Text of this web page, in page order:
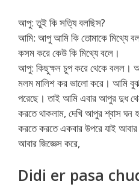
আপু: তুই কি সত্যি বলছিস?
আমি: আপু আমি কি তোমাকে মিথ্যে
কসম করে কেউ কি মিথ্যে বলে।
আপু: কিছুক্ষন চুপ করে থেকে বলল।
মলম মালিশ কর ভালো করে। আমি
পরেছে। তাই আমি এবার আপুর দুধ
করতে থাকলাম, দেখি আপুর শ্বাস ঘন
করতে করতে একবার উপরে যাই
আবার জিজ্ঞেস করে,
Didi er pasa